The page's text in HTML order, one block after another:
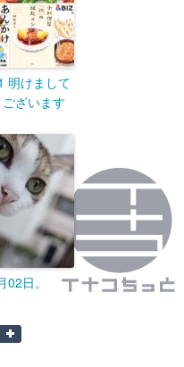
明けまして
ざいます
日。